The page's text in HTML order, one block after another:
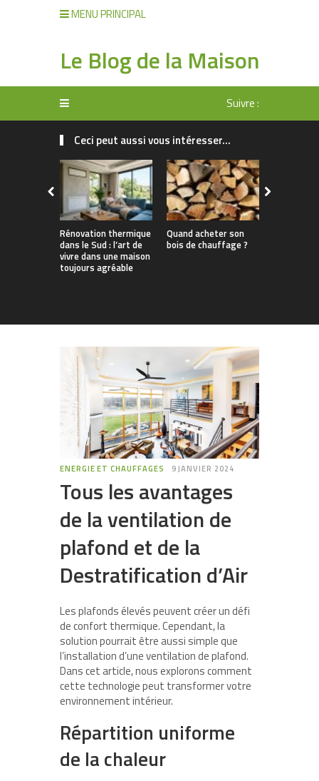
MENU PRINCIPAL
Le Blog de la Maison
Suivre :
Ceci peut aussi vous intéresser...
Rénovation thermique
dans le Sud : l’art de
vivre dans une maison
toujours agréable
Quand acheter son
bois de chauffage ?
ENERGIE ET CHAUFFAGES 9 JANVIER 2024
Tous les avantages
de la ventilation de
plafond et de la
Destratification d’Air
Les plafonds élevés peuvent créer un défi
de confort thermique. Cependant, la
solution pourrait être aussi simple que
l’installation d’une ventilation de plafond.
Dans cet article, nous explorons comment
cette technologie peut transformer votre
environnement intérieur.
Répartition uniforme
de la chaleur